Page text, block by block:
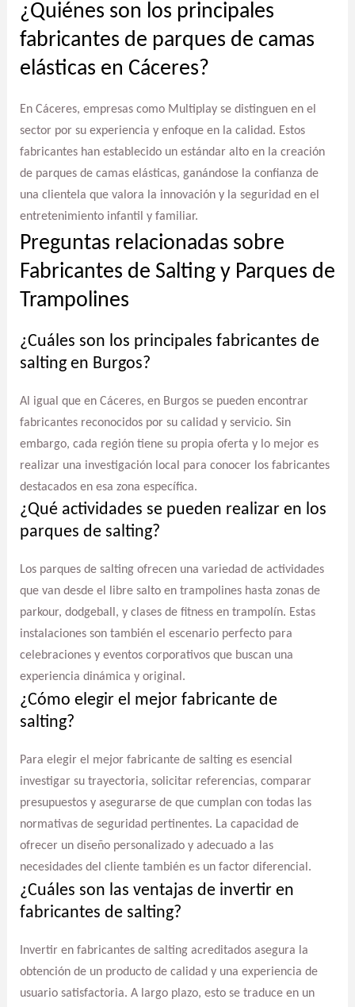
¿Quiénes son los principales
fabricantes de parques de camas
elásticas en Cáceres?
En Cáceres, empresas como Multiplay se distinguen en el
sector por su experiencia y enfoque en la calidad. Estos
fabricantes han establecido un estándar alto en la creación
de parques de camas elásticas, ganándose la confianza de
una clientela que valora la innovación y la seguridad en el
entretenimiento infantil y familiar.
Preguntas relacionadas sobre
Fabricantes de Salting y Parques de
Trampolines
¿Cuáles son los principales fabricantes de
salting en Burgos?
Al igual que en Cáceres, en Burgos se pueden encontrar
fabricantes reconocidos por su calidad y servicio. Sin
embargo, cada región tiene su propia oferta y lo mejor es
realizar una investigación local para conocer los fabricantes
destacados en esa zona específica.
¿Qué actividades se pueden realizar en los
parques de salting?
Los parques de salting ofrecen una variedad de actividades
que van desde el libre salto en trampolines hasta zonas de
parkour, dodgeball, y clases de fitness en trampolín. Estas
instalaciones son también el escenario perfecto para
celebraciones y eventos corporativos que buscan una
experiencia dinámica y original.
¿Cómo elegir el mejor fabricante de
salting?
Para elegir el mejor fabricante de salting es esencial
investigar su trayectoria, solicitar referencias, comparar
presupuestos y asegurarse de que cumplan con todas las
normativas de seguridad pertinentes. La capacidad de
ofrecer un diseño personalizado y adecuado a las
necesidades del cliente también es un factor diferencial.
¿Cuáles son las ventajas de invertir en
fabricantes de salting?
Invertir en fabricantes de salting acreditados asegura la
obtención de un producto de calidad y una experiencia de
usuario satisfactoria. A largo plazo, esto se traduce en un